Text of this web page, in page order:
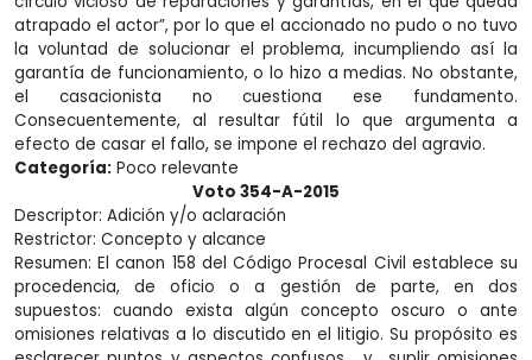
atrapado el actor”, por lo que el accionado no pudo o no tuvo
la voluntad de solucionar el problema, incumpliendo así la
garantía de funcionamiento, o lo hizo a medias. No obstante,
el casacionista no cuestiona ese fundamento.
Consecuentemente, al resultar fútil lo que argumenta a
efecto de casar el fallo, se impone el rechazo del agravio.
Categoría: Poco relevante
Voto 354-A-2015
Descriptor: Adición y/o aclaración
Restrictor: Concepto y alcance
Resumen: El canon 158 del Código Procesal Civil establece su
procedencia, de oficio o a gestión de parte, en dos
supuestos: cuando exista algún concepto oscuro o ante
omisiones relativas a lo discutido en el litigio. Su propósito es